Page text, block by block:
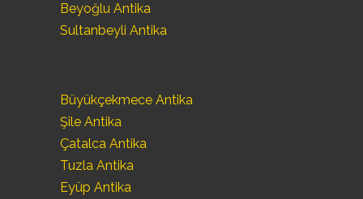
Beyoğlu Antika
Sultanbeyli Antika
Büyükçekmece Antika
Şile Antika
Çatalca Antika
Tuzla Antika
Eyüp Antika